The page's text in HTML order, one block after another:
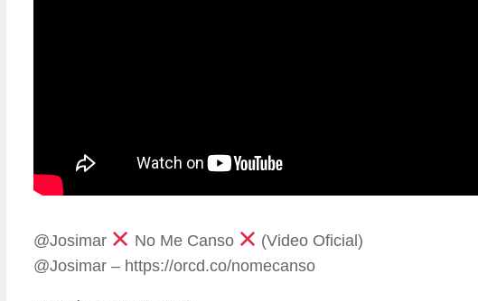
​@Josimar No Me Canso
(Video Oficial)
@Josimar – https://orcd.co/nomecanso